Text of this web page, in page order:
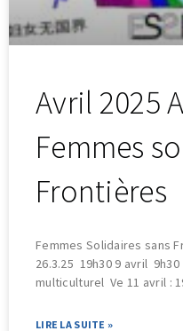
Avril 2025
Femmes
Frontières
Femmes Solidaires sans
26.3.25 19h30 9 avril
multiculturel Ve 11 avril :
LIRE LA SUITE »